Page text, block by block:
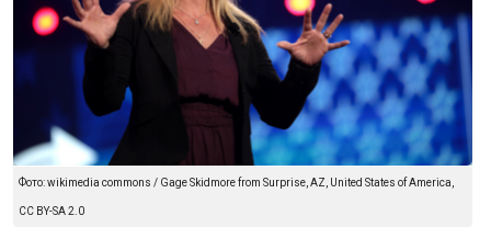
Фото: wikimedia commons / Gage Skidmore from Surprise, AZ, United States of America,
CC BY-SA 2.0